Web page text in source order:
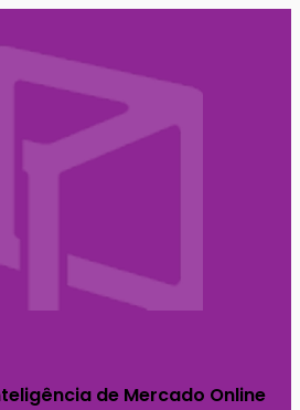
de Mercado Online